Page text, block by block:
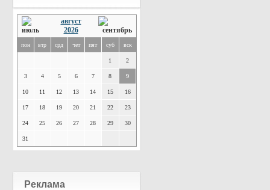
август
2026
пон втр срд чет пят суб вск
1 2
3 4 5 6 7 8 9
10 11 12 13 14 15 16
17 18 19 20 21 22 23
24 25 26 27 28 29 30
31
Реклама